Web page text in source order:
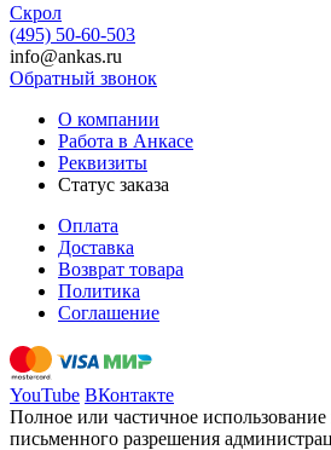
Скрол
(495) 50-60-503
info@ankas.ru
Обратный звонок
О компании
Работа в Анкасе
Реквизиты
Статус заказа
Оплата
Доставка
Возврат товара
Политика
Соглашение
YouTube ВКонтакте
Полное или частичное
письменного разрешения